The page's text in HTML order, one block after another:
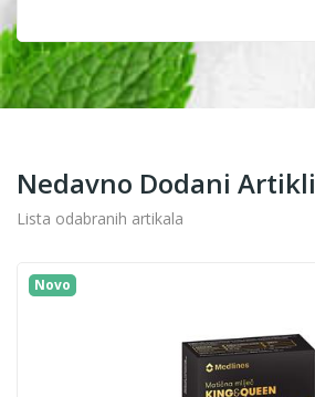
Nedavno Dodani Artikli
Lista odabranih artikala
Novo